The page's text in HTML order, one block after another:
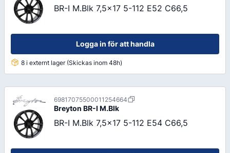
BR-I M.Blk 7,5x17 5-112 E52 C66,5
Logga in för att handla
8 i externt lager (Skickas inom 48h)
69817075500011254664
Breyton BR-I M.Blk
BR-I M.Blk 7,5x17 5-112 E54 C66,5